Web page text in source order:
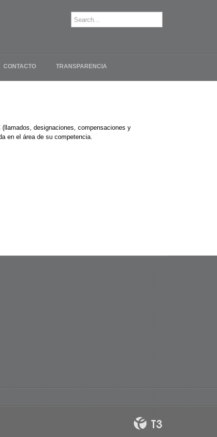
CONTACTO TRANSPARENCIA
designaciones, compensaciones y
en el área de su competencia.